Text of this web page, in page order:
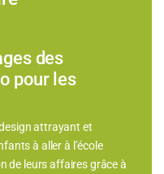
des
pour les
attrayant et
à aller à l’école
de leurs affaires grâce à